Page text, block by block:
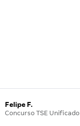
Felipe F.
Concurso TSE Unificado